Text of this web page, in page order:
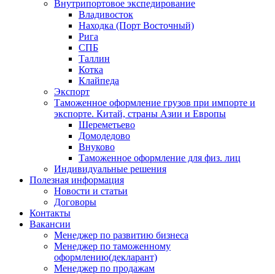
Внутрипортовое экспедирование
Владивосток
Находка (Порт Восточный)
Рига
СПБ
Таллин
Котка
Клайпеда
Экспорт
Таможенное оформление грузов при импорте и
экспорте. Китай, страны Азии и Европы
Шереметьево
Домодедово
Внуково
Таможенное оформление для физ. лиц
Индивидуальные решения
Полезная информация
Новости и статьи
Договоры
Контакты
Вакансии
Менеджер по развитию бизнеса
Менеджер по таможенному
оформлению(декларант)
Менеджер по продажам